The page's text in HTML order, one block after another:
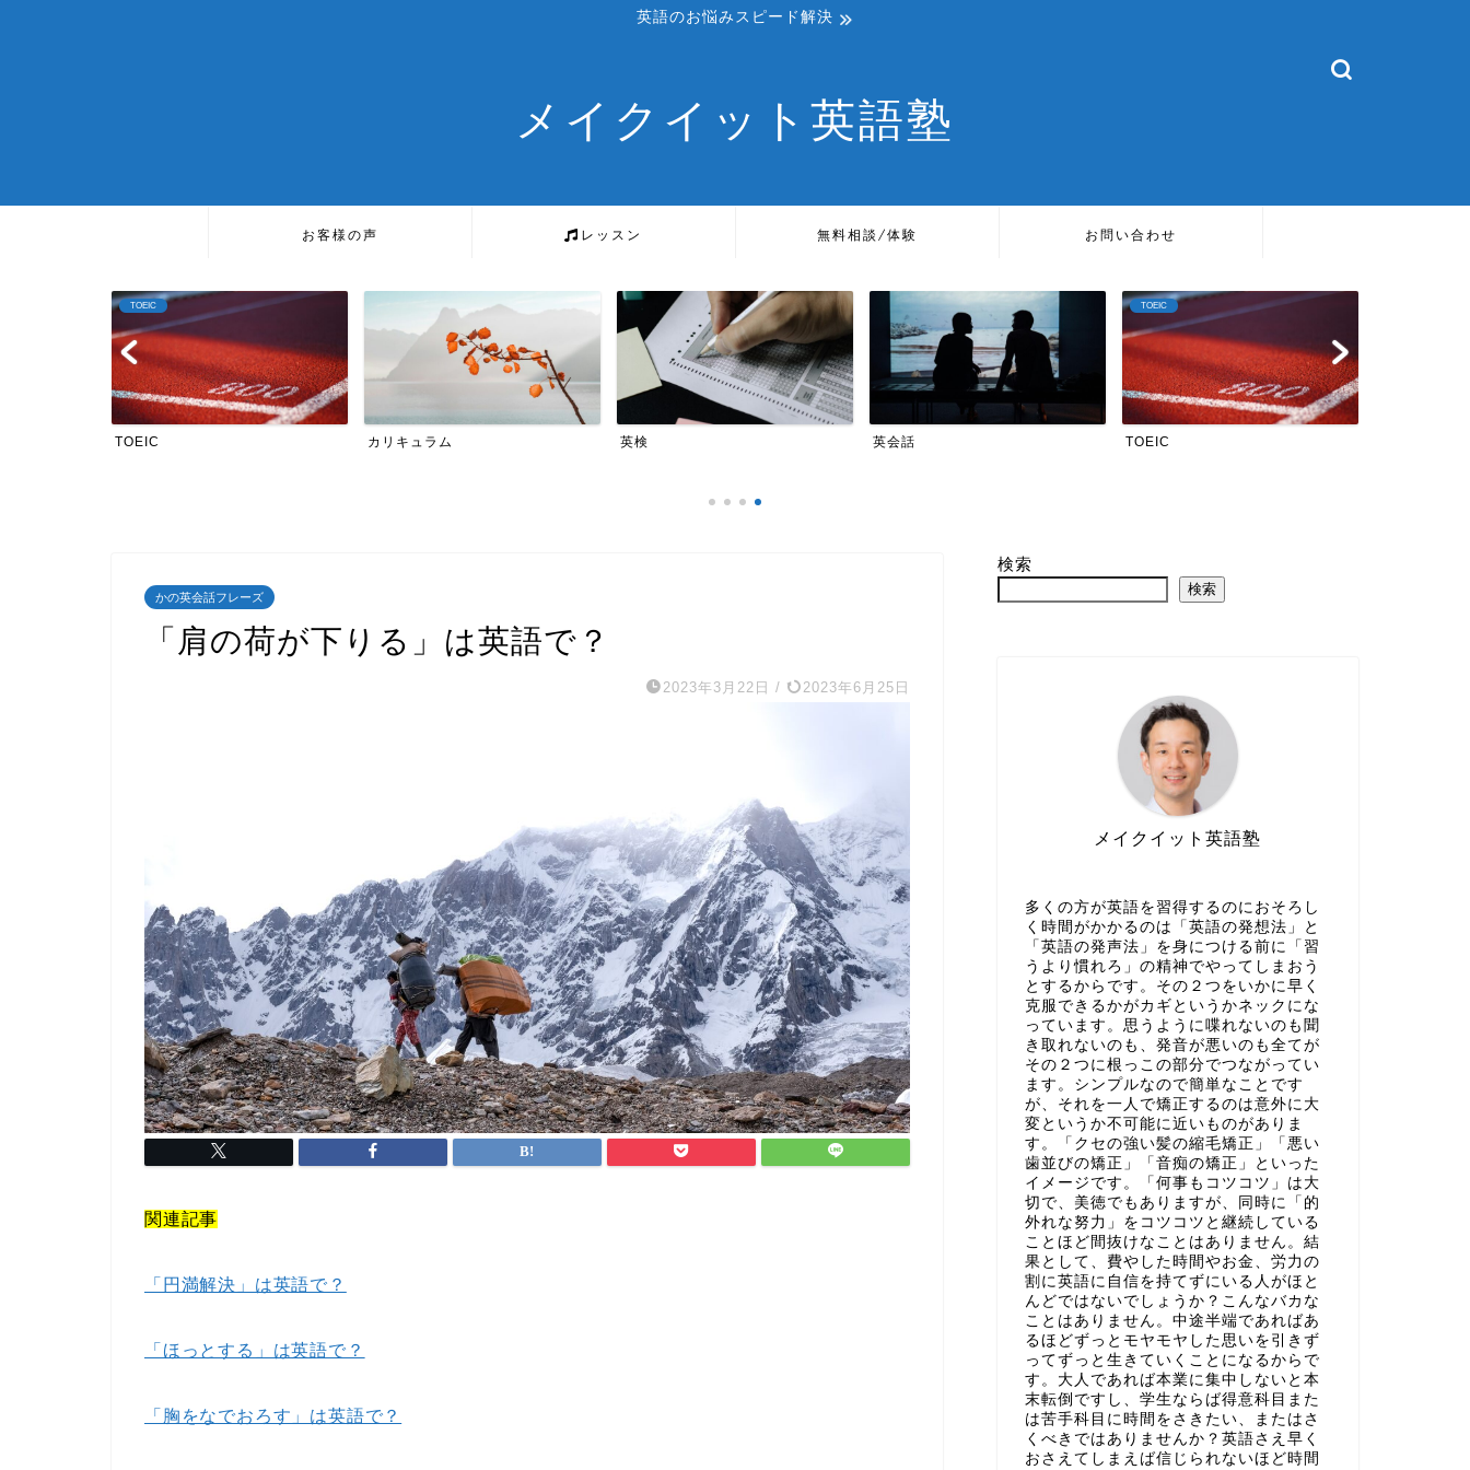
英語のお悩みスピード解決
メイクイット英語塾
お客様の声 レッスン 無料相談/体験 お問い合わせ
TOEIC
TOEIC カリキュラム 英検 英会話
TOEIC
TOEIC
かの英会話フレーズ
「肩の荷が下りる」は英語で？
2023年3月22日 / 2023年6月25日
関連記事
「円満解決」は英語で？
「ほっとする」は英語で？
「胸をなでおろす」は英語で？
検索
検索
メイクイット英語塾
多くの方が英語を習得するのにおそろし
く時間がかかるのは「英語の発想法」と
「英語の発声法」を身につける前に「習
うより慣れろ」の精神でやってしまおう
とするからです。その２つをいかに早く
克服できるかがカギというかネックにな
っています。思うように喋れないのも聞
き取れないのも、発音が悪いのも全てが
その２つに根っこの部分でつながってい
ます。シンプルなので簡単なことです
が、それを一人で矯正するのは意外に大
変というか不可能に近いものがありま
す。「クセの強い髪の縮毛矯正」「悪い
歯並びの矯正」「音痴の矯正」といった
イメージです。「何事もコツコツ」は大
切で、美徳でもありますが、同時に「的
外れな努力」をコツコツと継続している
ことほど間抜けなことはありません。結
果として、費やした時間やお金、労力の
割に英語に自信を持てずにいる人がほと
んどではないでしょうか？こんなバカな
ことはありません。中途半端であればあ
るほどずっとモヤモヤした思いを引きず
ってずっと生きていくことになるからで
す。大人であれば本業に集中しないと本
末転倒ですし、学生ならば得意科目また
は苦手科目に時間をさきたい、またはさ
くべきではありませんか？英語さえ早く
おさえてしまえば信じられないほど時間